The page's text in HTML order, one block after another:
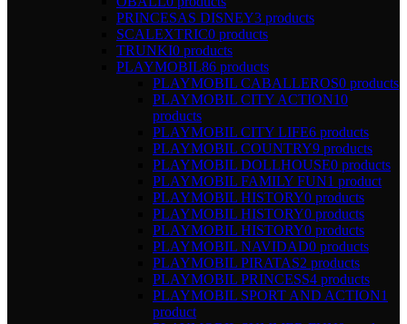
PRINCESAS DISNEY3 products
SCALEXTRIC0 products
TRUNKI0 products
PLAYMOBIL86 products
PLAYMOBIL CABALLEROS0 products
PLAYMOBIL CITY ACTION10
products
PLAYMOBIL CITY LIFE6 products
PLAYMOBIL COUNTRY9 products
PLAYMOBIL DOLLHOUSE0 products
PLAYMOBIL FAMILY FUN1 product
PLAYMOBIL HISTORY0 products
PLAYMOBIL HISTORY0 products
PLAYMOBIL HISTORY0 products
PLAYMOBIL NAVIDAD0 products
PLAYMOBIL PIRATAS2 products
PLAYMOBIL PRINCESS4 products
PLAYMOBIL SPORT AND ACTION1
product